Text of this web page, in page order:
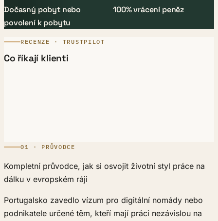
Dočasný pobyt nebo
povolení k pobytu
100% vrácení peněz
RECENZE · TRUSTPILOT
Co říkají klienti
01 · PRŮVODCE
Kompletní průvodce, jak si osvojit životní styl práce na
dálku v evropském ráji
Portugalsko zavedlo vízum pro digitální nomády nebo
podnikatele určené těm, kteří mají práci nezávislou na